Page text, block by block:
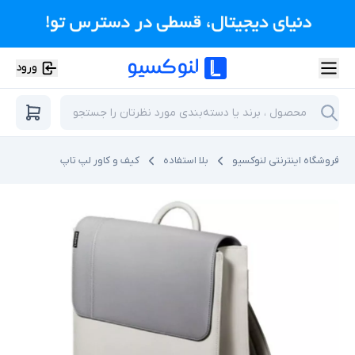
ورود
فروشگاه اینترنتی لنوکسیو بلا استفاده کیف و کاور لپ تاپ